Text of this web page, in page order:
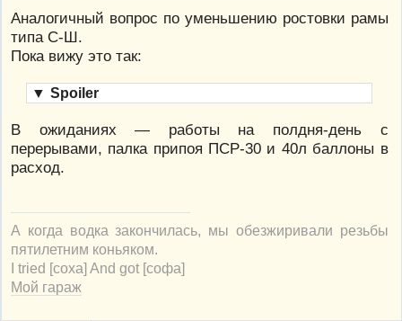
Аналогичный вопрос по уменьшению ростовки рамы
типа С-Ш.
Пока вижу это так:
▼ Spoiler
В ожиданиях — работы на полдня-день с
перерывами, палка припоя ПСР-30 и 40л баллоны в
расход.
А когда водка закончилась, мы обезжиривали резьбы
пятилетним коньяком.
I tried [соха] And got [софа]
Мой гараж